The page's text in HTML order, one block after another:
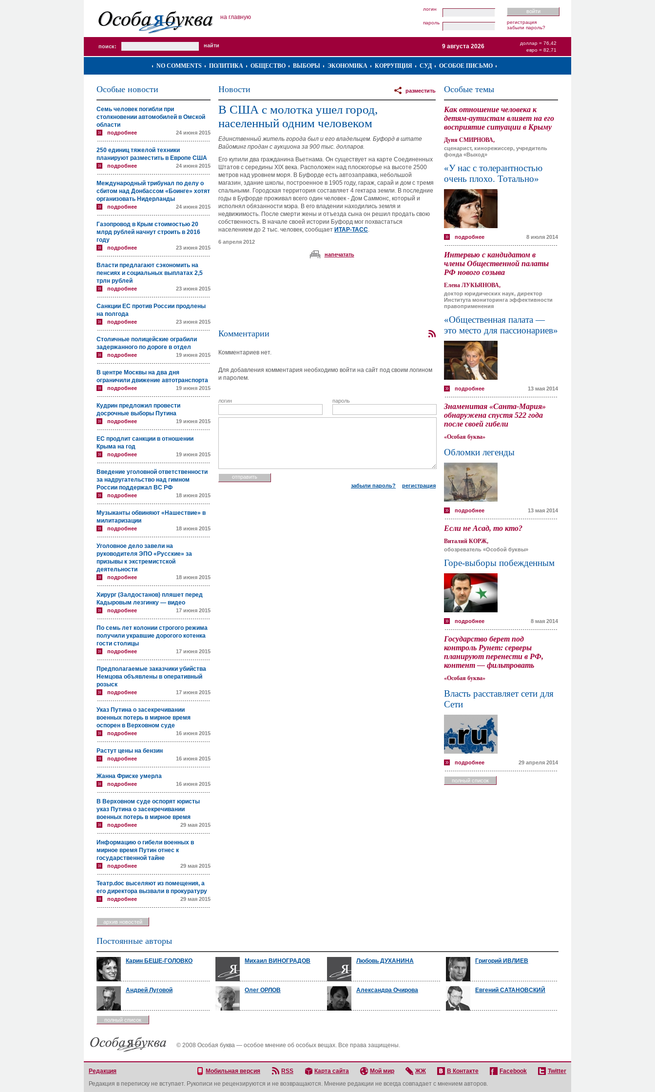
на главную
логин
пароль
регистрация
забыли пароль?
поиск:
доллар = 76,42
евро = 82,71
9 августа 2026
NO COMMENTS ПОЛИТИКА ОБЩЕСТВО ВЫБОРЫ ЭКОНОМИКА КОРРУПЦИЯ СУД ОСОБОЕ ПИСЬМО
Особые новости
Семь человек погибли при
столкновении автомобилей в Омской
области
подробнее 24 июня 2015
250 единиц тяжелой техники
планируют разместить в Европе США
подробнее 24 июня 2015
Международный трибунал по делу о
сбитом над Донбассом «Боинге» хотят
организовать Нидерланды
подробнее 24 июня 2015
Газопровод в Крым стоимостью 20
млрд рублей начнут строить в 2016
году
подробнее 23 июня 2015
Власти предлагают сэкономить на
пенсиях и социальных выплатах 2,5
трлн рублей
подробнее 23 июня 2015
Санкции ЕС против России продлены
на полгода
подробнее 23 июня 2015
Столичные полицейские ограбили
задержанного по дороге в отдел
подробнее 19 июня 2015
В центре Москвы на два дня
ограничили движение автотранспорта
подробнее 19 июня 2015
Кудрин предложил провести
досрочные выборы Путина
подробнее 19 июня 2015
ЕС продлит санкции в отношении
Крыма на год
подробнее 19 июня 2015
Введение уголовной ответственности
за надругательство над гимном
России поддержал ВС РФ
подробнее 18 июня 2015
Музыканты обвиняют «Нашествие» в
милитаризации
подробнее 18 июня 2015
Уголовное дело завели на
руководителя ЭПО «Русские» за
призывы к экстремистской
деятельности
подробнее 18 июня 2015
Хирург (Залдостанов) пляшет перед
Кадыровым лезгинку — видео
подробнее 17 июня 2015
По семь лет колонии строгого режима
получили укравшие дорогого котенка
гости столицы
подробнее 17 июня 2015
Предполагаемые заказчики убийства
Немцова объявлены в оперативный
розыск
подробнее 17 июня 2015
Указ Путина о засекречивании
военных потерь в мирное время
оспорен в Верховном суде
подробнее 16 июня 2015
Растут цены на бензин
подробнее 16 июня 2015
Жанна Фриске умерла
подробнее 16 июня 2015
В Верховном суде оспорят юристы
указ Путина о засекречивании
военных потерь в мирное время
подробнее 29 мая 2015
Информацию о гибели военных в
мирное время Путин отнес к
государственной тайне
подробнее 29 мая 2015
Театр.doc выселяют из помещения, а
его директора вызвали в прокуратуру
подробнее 29 мая 2015
архив новостей
Новости разместить
В США с молотка ушел город,
населенный одним человеком
Единственный житель города был и его владельцем. Буфорд в штате
Вайоминг продан с аукциона за 900 тыс. долларов.
Его купили два гражданина Вьетнама. Он существует на карте Соединенных
Штатов с середины XIX века. Расположен над плоскогорье на высоте 2500
метров над уровнем моря. В Буфорде есть автозаправка, небольшой
магазин, здание школы, построенное в 1905 году, гараж, сарай и дом с тремя
спальными. Городская территория составляет 4 гектара земли. В последние
годы в Буфорде проживал всего один человек - Дом Саммонс, который и
исполнял обязанности мэра. В его владении находились земля и
недвижимость. После смерти жены и отъезда сына он решил продать свою
собственность. В начале своей истории Буфорд мог похвастаться
населением до 2 тыс. человек, сообщает ИТАР-ТАСС.
6 апреля 2012
напечатать
Комментарии
Комментариев нет.
Для добавления комментария необходимо войти на сайт под своим логином
и паролем.
логин пароль
забыли пароль? регистрация
Особые темы
Как отношение человека к
детям-аутистам влияет на его
восприятие ситуации в Крыму
Дуня СМИРНОВА,
сценарист, кинорежиссер, учредитель
фонда «Выход»
«У нас с толерантностью
очень плохо. Тотально»
подробнее 8 июля 2014
Интервью с кандидатом в
члены Общественной палаты
РФ нового созыва
Елена ЛУКЬЯНОВА,
доктор юридических наук, директор
Института мониторинга эффективности
правоприменения
«Общественная палата —
это место для пассионариев»
подробнее 13 мая 2014
Знаменитая «Санта-Мария»
обнаружена спустя 522 года
после своей гибели
«Особая буква»
Обломки легенды
подробнее 13 мая 2014
Если не Асад, то кто?
Виталий КОРЖ,
обозреватель «Особой буквы»
Горе-выборы побежденным
подробнее 8 мая 2014
Государство берет под
контроль Рунет: серверы
планируют перенести в РФ,
контент — фильтровать
«Особая буква»
Власть расставляет сети для
Сети
подробнее 29 апреля 2014
полный список
Постоянные авторы
Карин БЕШЕ-ГОЛОВКО Михаил ВИНОГРАДОВ Любовь ДУХАНИНА Григорий ИВЛИЕВ
Андрей Луговой Олег ОРЛОВ Александра Очирова Евгений САТАНОВСКИЙ
полный список
© 2008 Особая буква — особое мнение об особых вещах. Все права защищены.
Редакция Мобильная версия RSS Карта сайта Мой мир ЖЖ В Контакте Facebook
Twitter
Редакция в переписку не вступает. Рукописи не рецензируются и не возвращаются. Мнение редакции не всегда совпадает с мнением авторов.